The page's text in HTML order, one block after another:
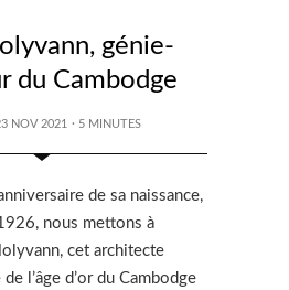
génie-
du Cambodge
NOV 2021 · 5 MINUTES
de sa naissance,
nous mettons à
cet architecte
l’âge d’or du Cambodge